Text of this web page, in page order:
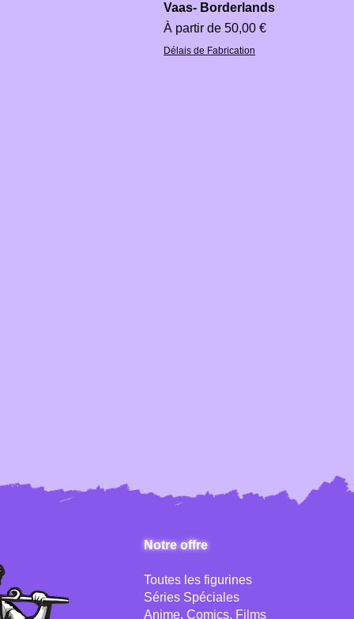
Vaas- Borderlands
À partir de 50,00 €
Prix promotionnel
Délais de Fabrication
Notre offre
Toutes les figurines
Séries Spéciales
Anime, Comics, Films